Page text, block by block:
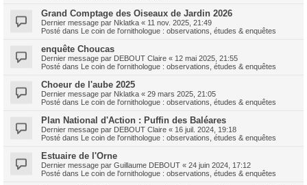
Grand Comptage des Oiseaux de Jardin 2026
Dernier message par Nklatka « 11 nov. 2025, 21:49
Posté dans Le coin de l'ornithologue : observations, études & enquêtes
enquête Choucas
Dernier message par DEBOUT Claire « 12 mai 2025, 21:55
Posté dans Le coin de l'ornithologue : observations, études & enquêtes
Choeur de l'aube 2025
Dernier message par Nklatka « 29 mars 2025, 21:05
Posté dans Le coin de l'ornithologue : observations, études & enquêtes
Plan National d'Action : Puffin des Baléares
Dernier message par DEBOUT Claire « 16 juil. 2024, 19:18
Posté dans Le coin de l'ornithologue : observations, études & enquêtes
Estuaire de l'Orne
Dernier message par Guillaume DEBOUT « 24 juin 2024, 17:12
Posté dans Le coin de l'ornithologue : observations, études & enquêtes